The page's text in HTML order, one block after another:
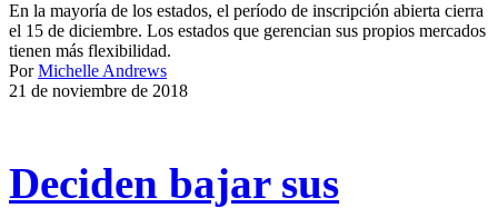
En la mayoría de los estados, el período de inscripción abierta cierra
el 15 de diciembre. Los estados que gerencian sus propios mercados
tienen más flexibilidad.
PorMichelle Andrews
21 de noviembre de 2018
Deciden bajar sus